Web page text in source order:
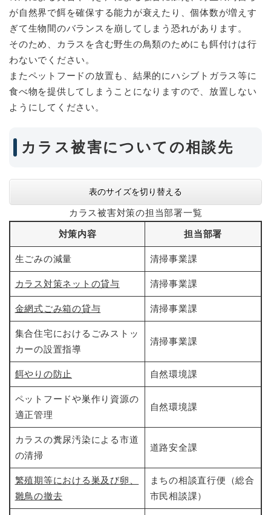
が自然界で餌を確保する能力が衰えたり、個体数が増えす
ぎて生物間のバランスを崩してしまう恐れがあります。
そのため、カラスを含む野生の鳥類のためにも餌付けは行
わないでください。
またペットフードの放置も、結果的にハシブトガラス等に
食べ物を提供してしまうことになりますので、放置しない
ようにしてください。
カラス被害についての相談先
表のサイズを切り替える
カラス被害対策の担当部署一覧
対策内容 担当部署
生ごみの減量 清掃事業課
カラス対策ネットの貸与 清掃事業課
金網式ごみ箱の貸与 清掃事業課
集合住宅におけるごみストッ
カーの設置指導
清掃事業課
餌やりの防止 自然環境課
ペットフードや巣作り資源の
適正管理
自然環境課
カラスの糞尿汚染による市道
の清掃
道路安全課
繁殖期等における巣及び卵、
雛鳥の撤去
まちの相談直行便（総合
市民相談課）